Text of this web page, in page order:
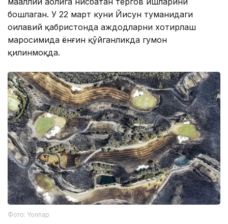
бошлаган. У 22 март куни Йисун туманидаги
оилавий қабристонда аждодларни хотирлаш
маросимида ёнғин қўйганликда гумон
қилинмоқда.
Фото: Yonhap